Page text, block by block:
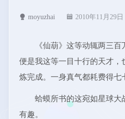
moyuzhai 2010年11月29日
《仙葫》这等动辄两三百
便是我这等一目十行的天才，
炼完成。一身真气都耗费得七
蛤蟆所书的这宛如星球大
有趣。